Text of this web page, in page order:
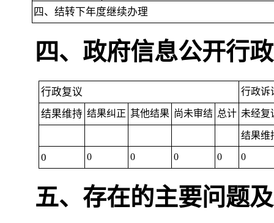
四、结转下年度继续办理
四、政府信息公开行
行政复议 行政诉
结果维持 结果纠正 其他结果 尚未审结 总计 未经复
结果维
0 0 0 0 0 0
五、存在的主要问题